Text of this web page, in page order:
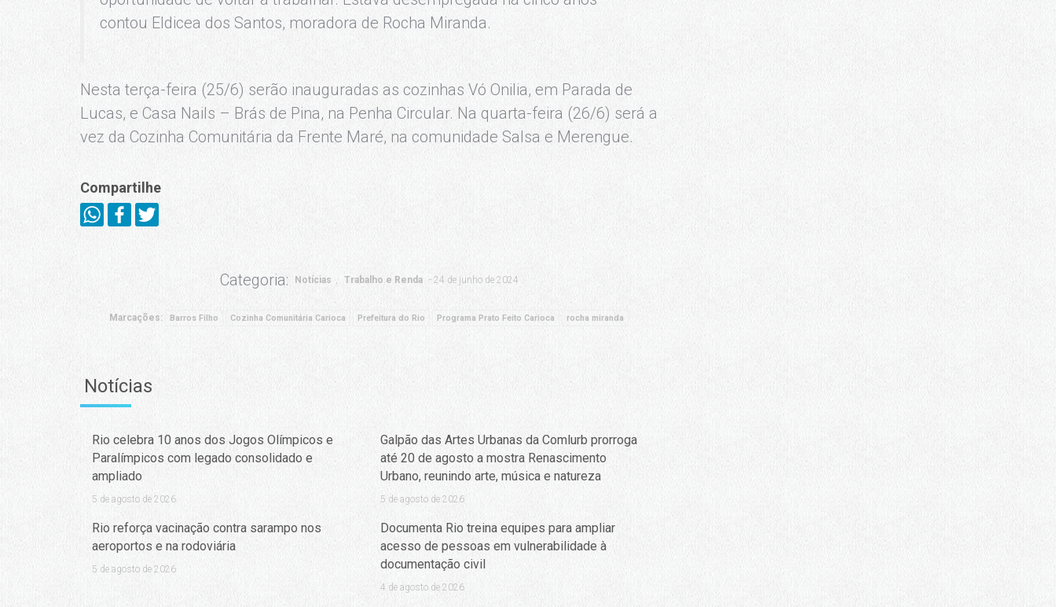
contou Eldicea dos Santos, moradora de Rocha Miranda.
Nesta terça-feira (25/6) serão inauguradas as cozinhas Vó Onilia, em Parada de
Lucas, e Casa Nails – Brás de Pina, na Penha Circular. Na quarta-feira (26/6) será a
vez da Cozinha Comunitária da Frente Maré, na comunidade Salsa e Merengue.
Compartilhe
Categoria: Notícias Trabalho e Renda 24 de junho de 2024
Marcações: Barros Filho Cozinha Comunitária Carioca Prefeitura do Rio Programa Prato Feito Carioca rocha miranda
Notícias
Rio celebra 10 anos dos Jogos Olímpicos e
Paralímpicos com legado consolidado e
ampliado
5 de agosto de 2026
Galpão das Artes Urbanas da Comlurb prorroga
até 20 de agosto a mostra Renascimento
Urbano, reunindo arte, música e natureza
5 de agosto de 2026
Rio reforça vacinação contra sarampo nos
aeroportos e na rodoviária
5 de agosto de 2026
Documenta Rio treina equipes para ampliar
acesso de pessoas em vulnerabilidade à
documentação civil
4 de agosto de 2026